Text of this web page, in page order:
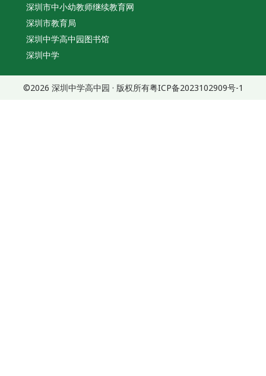
深圳市中小幼教师继续教育网
深圳市教育局
深圳中学高中园图书馆
深圳中学
©2026 深圳中学高中园 · 版权所有粤ICP备2023102909号-1